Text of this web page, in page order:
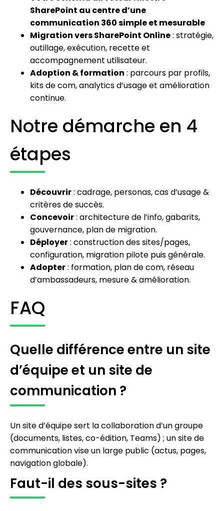
SharePoint au centre d’une
communication 360 simple et mesurable
Migration vers SharePoint Online: stratégie,
outillage, exécution, recette et
accompagnement utilisateur.
Adoption & formation : parcours par profils,
kits de com, analytics d’usage et amélioration
continue.
Notre démarche en 4
étapes
Découvrir: cadrage, personas, cas d’usage &
critères de succès.
Concevoir: architecture de l’info, gabarits,
gouvernance, plan de migration.
Déployer: construction des sites/pages,
configuration, migration pilote puis générale.
Adopter: formation, plan de com, réseau
d’ambassadeurs, mesure & amélioration.
FAQ
Quelle différence entre un site
d’équipe et un site de
communication ?
Un site d’équipe sert la collaboration d’un groupe
(documents, listes, co-édition, Teams) ; un site de
communication vise un large public (actus, pages,
navigation globale).
Faut-il des sous-sites ?